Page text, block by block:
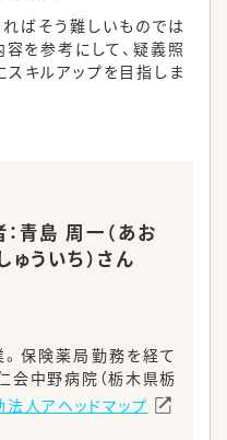
ばそう難しいものでは
を参考にして、疑義照
キルアップを目指しま
青島 周一（あお
ゅういち）さん
保険薬局勤務を経て
会中野病院（栃木県栃
人アヘッドマップ